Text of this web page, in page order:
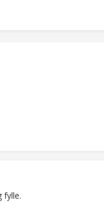
fylle.